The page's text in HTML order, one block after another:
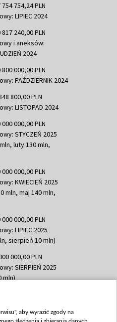
754,24 PLN
LIPIEC 2024
240,00 PLN
i aneksów:
2024
000,00 PLN
PAŹDZIERNIK 2024
800,00 PLN
LISTOPAD 2024
000,00 PLN
STYCZEŃ 2025
luty 130 mln,
000,00 PLN
KWIECIEŃ 2025
mln, maj 140 mln,
000,00 PLN
LIPIEC 2025
sierpień 10 mln)
000,00 PLN
SIERPIEŃ 2025
mln)
051,21 PLN
mln, październik 350
aby wyrazić zgody na